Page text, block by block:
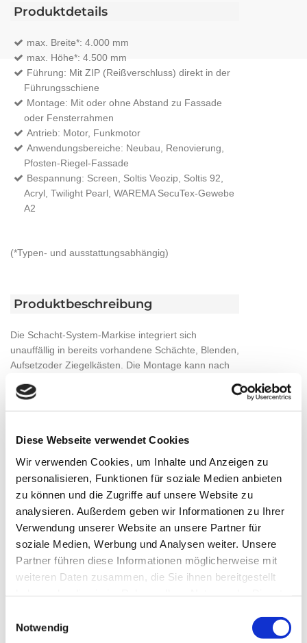
Diese Webseite verwendet Cookies
Wir verwenden Cookies, um Inhalte und Anzeigen zu
personalisieren, Funktionen für soziale Medien anbieten
zu können und die Zugriffe auf unsere Website zu
analysieren. Außerdem geben wir Informationen zu Ihrer
Verwendung unserer Website an unsere Partner für
soziale Medien, Werbung und Analysen weiter. Unsere
Partner führen diese Informationen möglicherweise mit
weiteren Daten zusammen, die Sie ihnen bereitgestellt
Notwendig
Produktdetails
max. Breite*: 4.000 mm
max. Höhe*: 4.500 mm
Führung: Mit ZIP (Reißverschluss) direkt in der
Führungsschiene
Montage: Mit oder ohne Abstand zu Fassade
oder Fensterrahmen
Antrieb: Motor, Funkmotor
Anwendungsbereiche: Neubau, Renovierung,
Pfosten-Riegel-Fassade
Bespannung: Screen, Soltis Veozip, Soltis 92,
Acryl, Twilight Pearl, WAREMA SecuTex-Gewebe
A2
(*Typen- und ausstattungsabhängig)
Produktbeschreibung
Die Schacht-System-Markise integriert sich
unauffällig in bereits vorhandene Schächte, Blenden,
Aufsetzoder Ziegelkästen. Die Montage kann nach
eine saubere Gewerketrennung. Die Befestigung
erfolgt einfach und effizient über die
Brillante Extras
Geländersystem VisioNeo Sun
Weitere Informationen zu
Ausstattungsextras Fenster-Markisen
Weitere Informationen zu Stoffqualitäten
Farben & Stoffe